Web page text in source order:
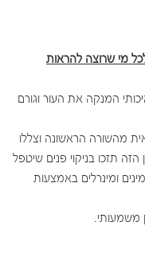
לכל מי שרוצה להראות
המנקה את העור וגורם
מהשורה הראשונה וצללו
תזכו בניקוי פנים שיטפל
ומינרלים באמצעות
משמעותי.